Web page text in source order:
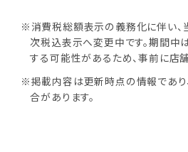
※消費税総額表示の義務化に伴い、
次税込表示へ変更中です。期間中
する可能性があるため、事前に店
※掲載内容は更新時点の情報であり
合があります。